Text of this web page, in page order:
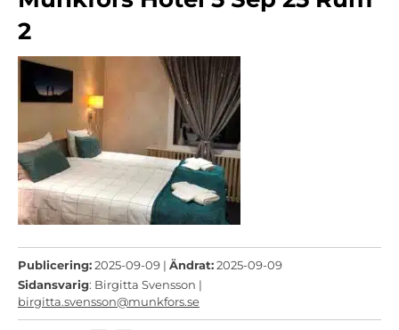
2
Publicering:2025-09-09 | Ändrat:2025-09-09
Sidansvarig: Birgitta Svensson |
birgitta.svensson@munkfors.se